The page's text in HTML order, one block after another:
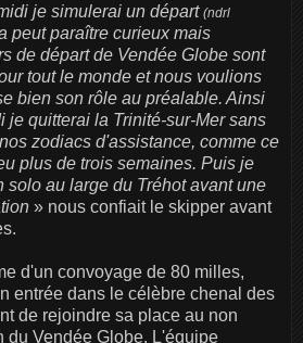
je simulerai un départ (ndrl
peut paraître curieux mais
de départ de Vendée Globe sont
tout le monde et nous voulions
bien son rôle au préalable. Ainsi
je quitterai la Trinité-sur-Mer sans
zodiacs d'assistance, comme ce
plus de trois semaines. Puis je
solo au large du Tréhot avant une
» nous confiait le skipper avant
d'un convoyage de 80 milles,
entrée dans le célèbre chenal des
de rejoindre sa place au non
du Vendée Globe. L'équipe